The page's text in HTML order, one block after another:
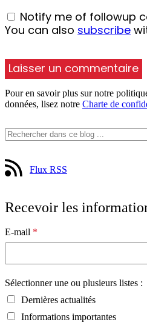
Notify me of followup
You can also subscribe
Pour en savoir plus sur notre
données, lisez notre Charte de
Flux RSS
Recevoir les
E-mail *
Sélectionner une ou plusieurs listes :
Dernières actualités
Informations importantes